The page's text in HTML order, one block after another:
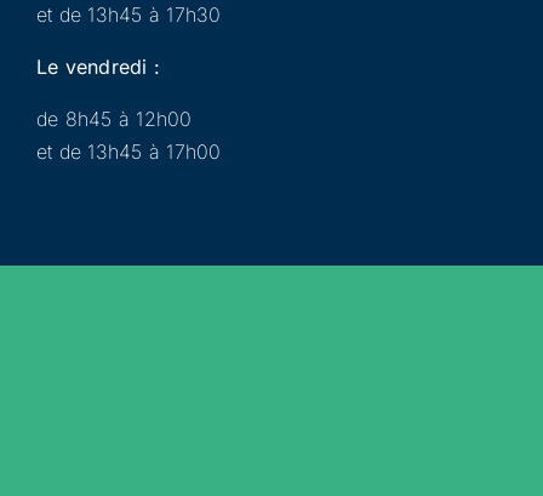
et de 13h45 à 17h30
Le vendredi :
de 8h45 à 12h00
et de 13h45 à 17h00